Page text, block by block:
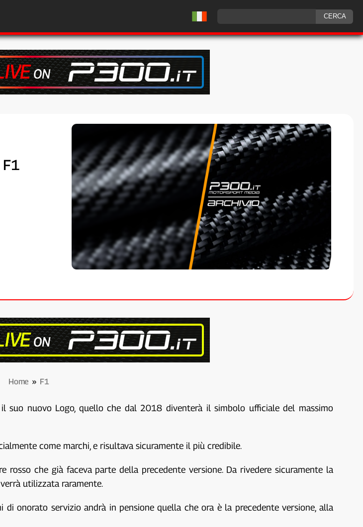
F1
Home » F1
nuovo Logo, quello che dal 2018 diventerà il simbolo ufficiale del massimo
come marchi, e risultava sicuramente il più credibile.
che già faceva parte della precedente versione. Da rivedere sicuramente la
utilizzata raramente.
onorato servizio andrà in pensione quella che ora è la precedente versione, alla